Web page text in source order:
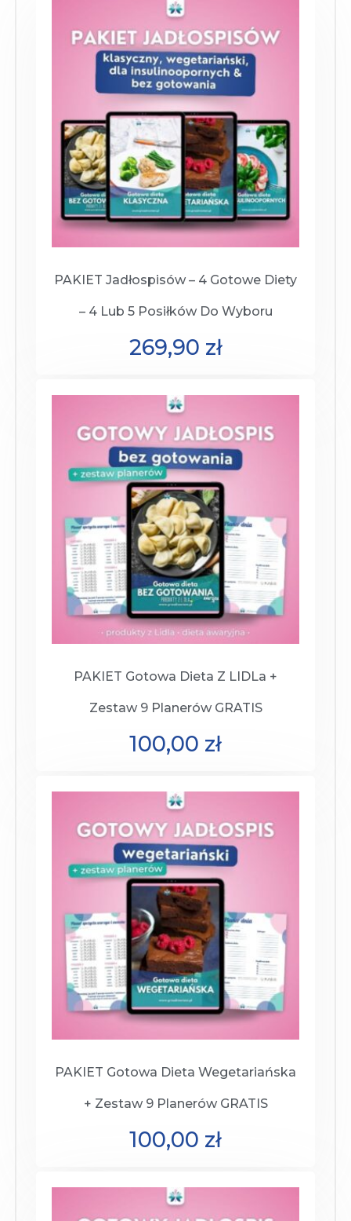
PAKIET Jadłospisów – 4 Gotowe Diety
– 4 Lub 5 Posiłków Do Wyboru
269,90 zł
PAKIET Gotowa Dieta Z LIDLa +
Zestaw 9 Planerów GRATIS
100,00 zł
PAKIET Gotowa Dieta Wegetariańska
+ Zestaw 9 Planerów GRATIS
100,00 zł